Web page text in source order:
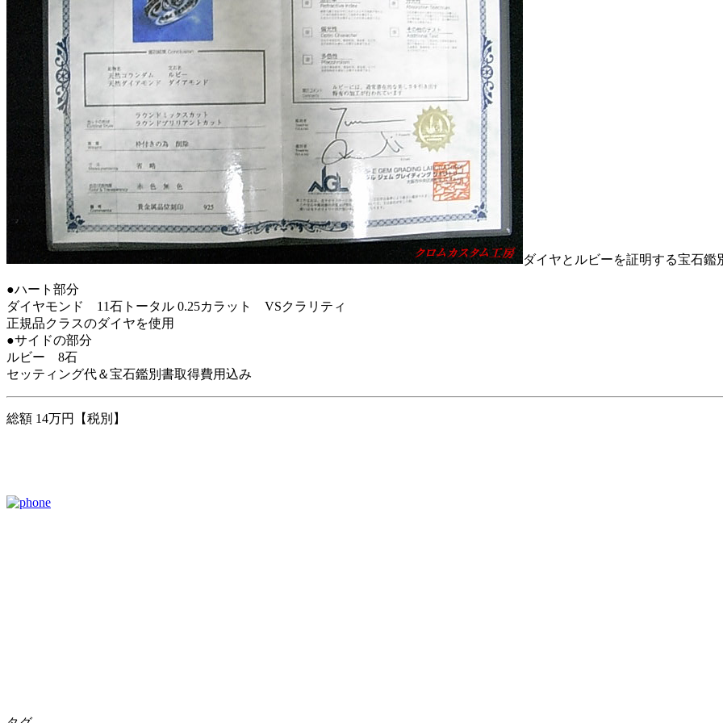
ダイヤとルビーを証明する宝石鑑
●ハート部分
ダイヤモンド 11石トータル 0.25カラット VSクラリティ
正規品クラスのダイヤを使用
●サイドの部分
ルビー 8石
セッティング代＆宝石鑑別書取得費用込み
総額 14万円【税別】